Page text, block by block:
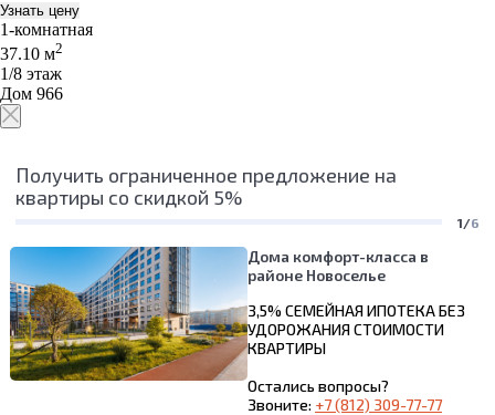
Узнать цену
1-комнатная
37.10 м2
1/8 этаж
Дом 966
Получить ограниченное предложение на
квартиры со скидкой 5%
1/6
Дома комфорт-класса в
районе Новоселье
3,5% СЕМЕЙНАЯ ИПОТЕКА БЕЗ
УДОРОЖАНИЯ СТОИМОСТИ
КВАРТИРЫ
Остались вопросы?
Звоните: +7 (812) 309-77-77